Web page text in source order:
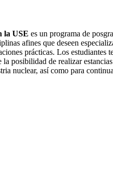
la USE es un programa de
afines que deseen
prácticas. Los estudiantes
posibilidad de realizar
nuclear, así como para